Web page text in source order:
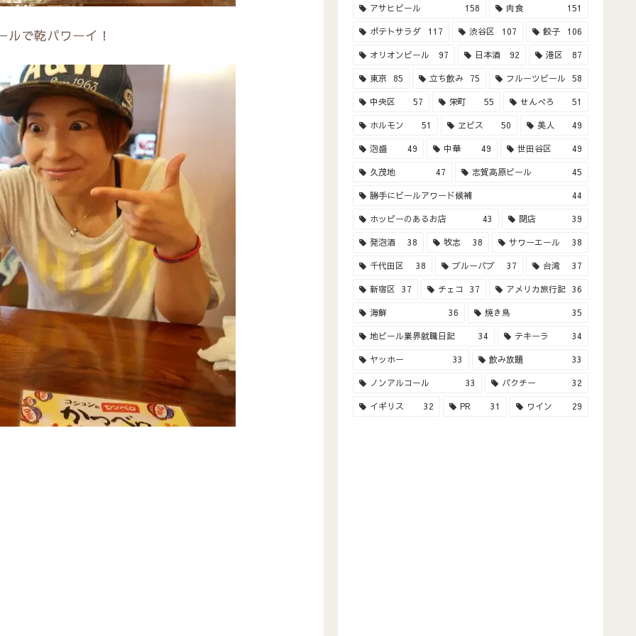
で乾パワーイ！
アサヒビール 158 肉食 151
ポテトサラダ 117 渋谷区 107 餃子 106
オリオンビール 97 日本酒 92 港区 87
東京 85 立ち飲み 75 フルーツビール 58
中央区 57 栄町 55 せんべろ 51
ホルモン 51 ヱビス 50 美人 49
泡盛 49 中華 49 世田谷区 49
久茂地 47 志賀高原ビール 45
勝手にビールアワード候補 44
ホッピーのあるお店 43 閉店 39
発泡酒 38 牧志 38 サワーエール 38
千代田区 38 ブルーパブ 37 台湾 37
新宿区 37 チェコ 37 アメリカ旅行記 36
海鮮 36 焼き鳥 35
地ビール業界就職日記 34 テキーラ 34
ヤッホー 33 飲み放題 33
ノンアルコール 33 パクチー 32
イギリス 32 PR 31 ワイン 29